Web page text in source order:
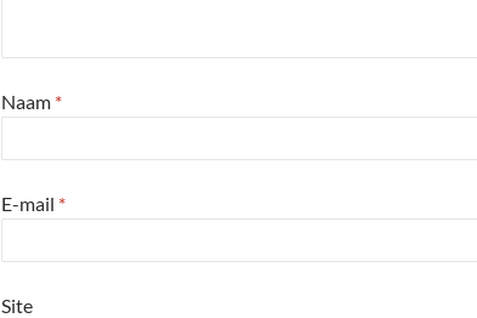
Naam *
E-mail *
Site